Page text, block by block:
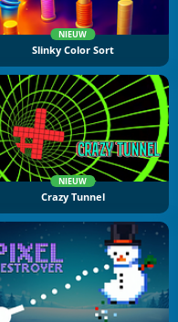
NIEUW
Slinky Color Sort
NIEUW
Crazy Tunnel